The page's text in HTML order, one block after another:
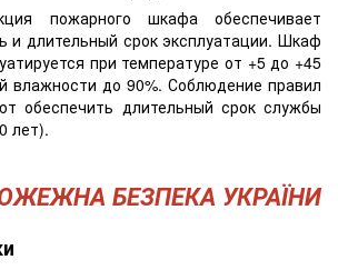
пожарного шкафа обеспечивает
и длительный срок эксплуатации. Шкаф
при температуре от +5 до +45
влажности до 90%. Соблюдение правил
обеспечить длительный срок службы
лет).
БЕЗПЕКА УКРАЇНИ